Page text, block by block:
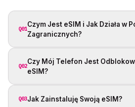
Q01
Czym Jest eSIM i Jak Działa w
Zagranicznych?
Q02
Czy Mój Telefon Jest
eSIM?
Q03Jak Zainstaluję Swoją eSIM?